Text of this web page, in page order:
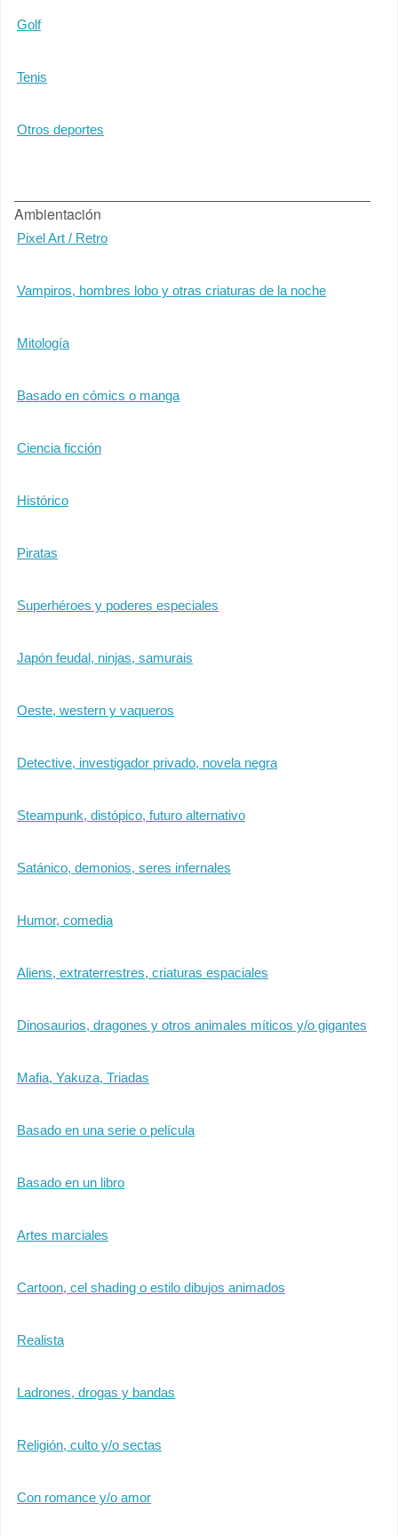
Golf
Tenis
Otros deportes
Ambientación
Pixel Art / Retro
Vampiros, hombres lobo y otras criaturas de la noche
Mitología
Basado en cómics o manga
Ciencia ficción
Histórico
Piratas
Superhéroes y poderes especiales
Japón feudal, ninjas, samurais
Oeste, western y vaqueros
Detective, investigador privado, novela negra
Steampunk, distópico, futuro alternativo
Satánico, demonios, seres infernales
Humor, comedia
Aliens, extraterrestres, criaturas espaciales
Dinosaurios, dragones y otros animales míticos y/o gigantes
Mafia, Yakuza, Triadas
Basado en una serie o película
Basado en un libro
Artes marciales
Cartoon, cel shading o estilo dibujos animados
Realista
Ladrones, drogas y bandas
Religión, culto y/o sectas
Con romance y/o amor